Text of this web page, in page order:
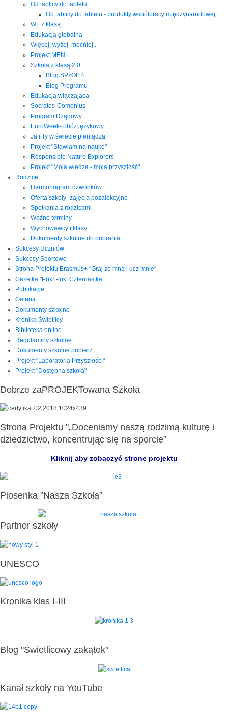
Od tablicy do tabletu
Od tablicy do tabletu - produkty współpracy międzynarodowej
WF z klasą
Edukacja globalna
Więcej, wyżej, mocniej...
Projekt MEN
Szkoła z klasą 2.0
Blog SPzOI14
Blog Programu
Edukacja włączająca
Socrates-Comenius
Program Rządowy
EuroWeek- obóz językowy
Ja i Ty w świecie pieniądza
Projekt "Stawiam na naukę"
Responsible Nature Explorers
Projekt "Moja wiedza - moja przyszłość"
Rodzice
Harmonogram dzwonków
Oferta szkoły- zajęcia pozalekcyjne
Spotkania z rodzicami
Ważne terminy
Wychowawcy i klasy
Dokumenty szkolne do pobrania
Sukcesy Uczniów
Sukcesy Sportowe
Strona Projektu Erasmus+ "Graj ze mną i ucz mnie"
Gazetka "Puk! Puk! Czternastka
Publikacje
Galeria
Dokumenty szkolne
Kronika Świetlicy
Biblioteka online
Regulaminy szkolne
Dokumenty szkolne pobierz
Projekt "Laboratoria Przyszłości"
Projekt "Dostępna szkoła"
Dobrze zaPROJEKTowana Szkoła
Strona Projektu "„Doceniamy naszą rodzimą kulturę i
dziedzictwo, koncentrując się na sporcie"
Kliknij aby zobaczyć stronę projektu
Piosenka "Nasza Szkoła"
Partner szkoły
UNESCO
Kronika klas I-III
Blog "Świetlicowy zakątek"
Kanał szkoły na YouTube